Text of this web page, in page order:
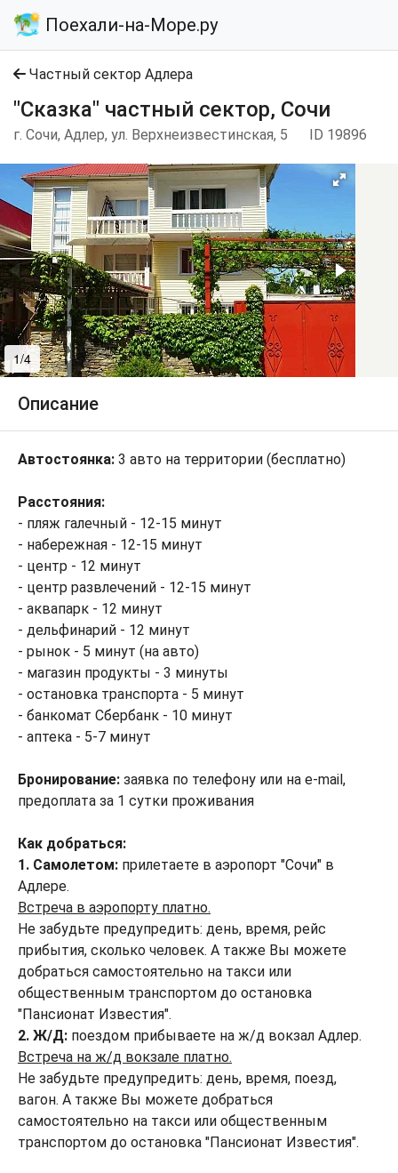
Поехали-на-Море.ру
Частный сектор Адлера
"Сказка" частный сектор, Сочи
г. Сочи, Адлер, ул. Верхнеизвестинская, 5 ID 19896
1/4
Описание
Автостоянка: 3 авто на территории (бесплатно)
Расстояния:
- пляж галечный - 12-15 минут
- набережная - 12-15 минут
- центр - 12 минут
- центр развлечений - 12-15 минут
- аквапарк - 12 минут
- дельфинарий - 12 минут
- рынок - 5 минут (на авто)
- магазин продукты - 3 минуты
- остановка транспорта - 5 минут
- банкомат Сбербанк - 10 минут
- аптека - 5-7 минут
Бронирование: заявка по телефону или на e-mail,
предоплата за 1 сутки проживания
Как добраться:
1. Самолетом: прилетаете в аэропорт "Сочи" в
Адлере.
Встреча в аэропорту платно.
Не забудьте предупредить: день, время, рейс
прибытия, сколько человек. А также Вы можете
добраться самостоятельно на такси или
общественным транспортом до остановка
"Пансионат Известия".
2. Ж/Д: поездом прибываете на ж/д вокзал Адлер.
Встреча на ж/д вокзале платно.
Не забудьте предупредить: день, время, поезд,
вагон. А также Вы можете добраться
самостоятельно на такси или общественным
транспортом до остановка "Пансионат Известия".